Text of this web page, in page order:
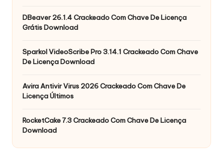
DBeaver 26.1.4 Crackeado Com Chave De Licença
Grátis Download
Sparkol VideoScribe Pro 3.14.1 Crackeado Com Chave
De Licença Download
Avira Antivir Virus 2026 Crackeado Com Chave De
Licença Últimos
RocketCake 7.3 Crackeado Com Chave De Licença
Download